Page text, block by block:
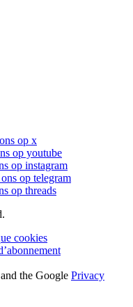
op x
op youtube
op instagram
op telegram
op threads
cookies
the Google Privacy